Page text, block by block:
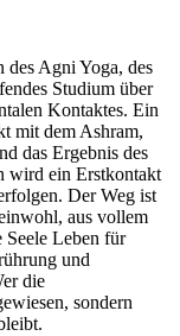
des Agni Yoga, des
Studium über
Kontaktes. Ein
mit dem Ashram,
das Ergebnis des
wird ein Erstkontakt
Der Weg ist
aus vollem
Seele Leben für
und
die
sondern